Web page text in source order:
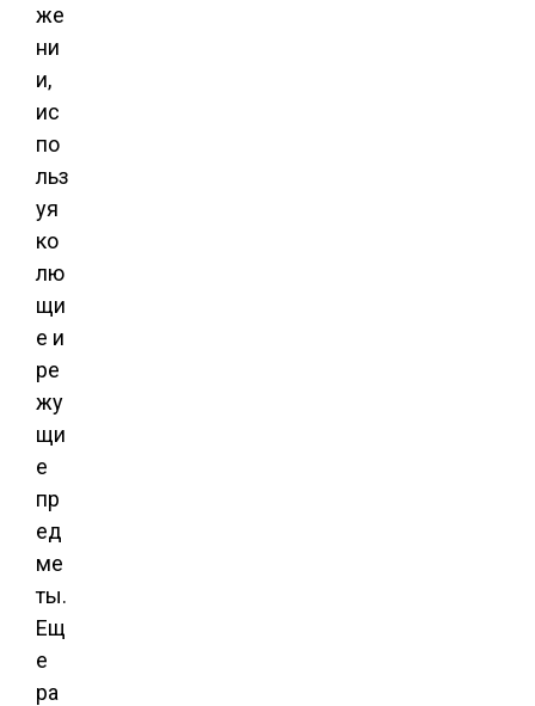
же
ни
и,
ис
по
льз
уя
ко
лю
щи
е и
ре
жу
щи
е
пр
ед
ме
ты.
Ещ
е
ра